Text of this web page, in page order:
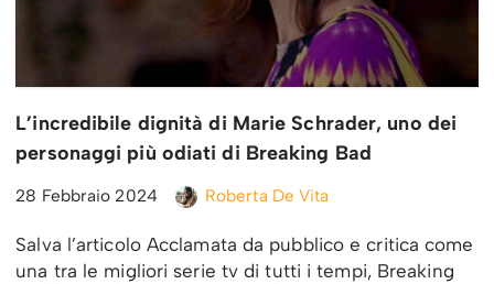
L’incredibile dignità di Marie Schrader, uno dei
personaggi più odiati di Breaking Bad
28 Febbraio 2024 Roberta De Vita
Salva l’articolo Acclamata da pubblico e critica come
una tra le migliori serie tv di tutti i tempi, Breaking